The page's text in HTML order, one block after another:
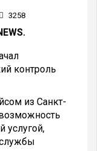
3258
контроль
из Санкт-
услугой,